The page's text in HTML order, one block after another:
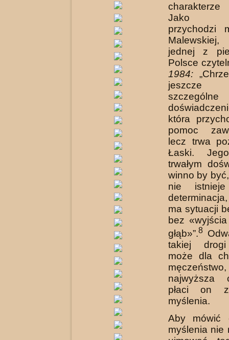
charakterze
Jako
przychodzi
jednej z
Polsce
1984:
szczególne
która
pomoc
lecz trwa
Łaski.
trwałym
winno by
nie istnieje
ma sytuacji
bez
głąb»”.8
takiej
może dla
najwyższa
płaci on
myślenia.
Aby mówić
myślenia nie